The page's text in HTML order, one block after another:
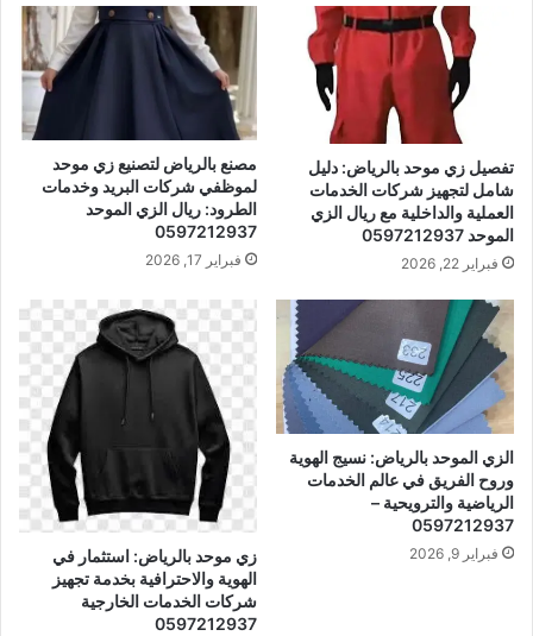
تفصيل زي موحد بالرياض: دليل
شامل لتجهيز شركات الخدمات
العملية والداخلية مع ريال الزي
الموحد 0597212937
فبراير 22, 2026
مصنع بالرياض لتصنيع زي موحد
لموظفي شركات البريد وخدمات
الطرود: ريال الزي الموحد
0597212937
فبراير 17, 2026
الزي الموحد بالرياض: نسيج الهوية
وروح الفريق في عالم الخدمات
الرياضية والترويحية –
0597212937
فبراير 9, 2026
زي موحد بالرياض: استثمار في
الهوية والاحترافية بخدمة تجهيز
شركات الخدمات الخارجية
0597212937